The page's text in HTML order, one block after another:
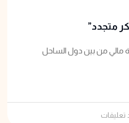
متجدد”
مالي من بين دول الساحل
تعليقات